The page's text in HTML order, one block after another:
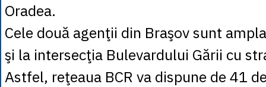
Oradea.
Cele două agenţii din Braşov sunt
şi la intersecţia Bulevardului Gării cu
Astfel, reţeaua BCR va dispune de 41